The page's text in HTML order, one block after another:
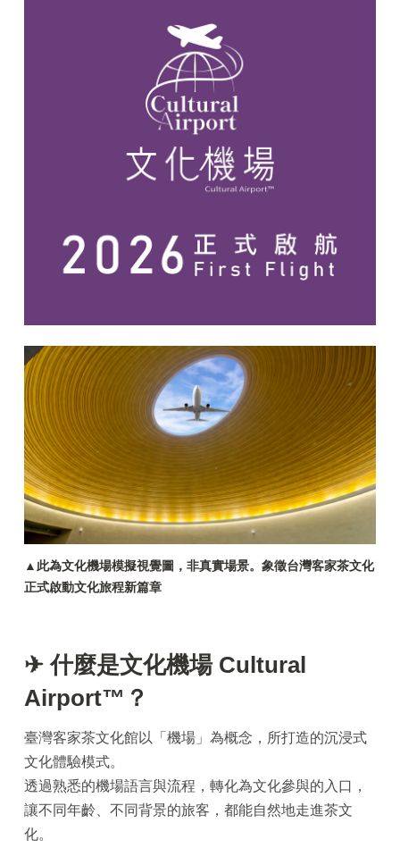
▲此為文化機場模擬視覺圖，非真實場景。象徵台灣客家茶文化
正式啟動文化旅程新篇章
✈ 什麼是文化機場 Cultural
Airport™？
臺灣客家茶文化館以「機場」為概念，所打造的沉浸式
文化體驗模式。
透過熟悉的機場語言與流程，轉化為文化參與的入口，
讓不同年齡、不同背景的旅客，都能自然地走進茶文
化。